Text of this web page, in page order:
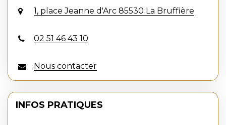
1, place Jeanne d'Arc 85530 La Bruffière
02 51 46 43 10
Nous contacter
INFOS PRATIQUES